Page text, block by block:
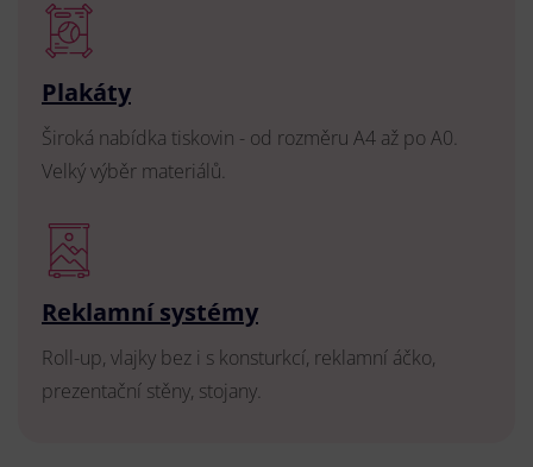
Plakáty
Široká nabídka tiskovin - od rozměru A4 až po A0.
Velký výběr materiálů.
Reklamní systémy
Roll-up, vlajky bez i s konsturkcí, reklamní áčko,
prezentační stěny, stojany.